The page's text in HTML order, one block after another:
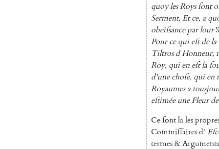
quoylesRoys ſont
Serment,Et ce, a
obeiſsance parlour
Pour ce qui eſt dela
Tiltros dHonneur,
Roy, qui en eſtla
d'une choſe, qui en
Royaumes a
eſtimée une Fleur de
Ceſontlales
Commiſſairesd' E
termes&Arguments